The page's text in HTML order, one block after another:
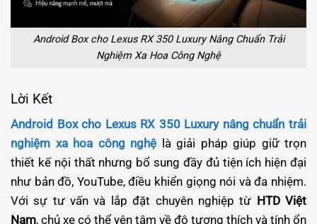
Android Box cho Lexus RX 350 Luxury Nâng Chuẩn Trải
Nghiệm Xa Hoa Công Nghệ
Lời Kết
Android Box cho Lexus RX 350 Luxury nâng chuẩn trải
nghiệm xa hoa công nghệ là giải pháp giúp giữ trọn
thiết kế nội thất nhưng bổ sung đầy đủ tiện ích hiện đại
như bản đồ, YouTube, điều khiển giọng nói và đa nhiệm.
Với sự tư vấn và lắp đặt chuyên nghiệp từ HTD Việt
Nam, chủ xe có thể yên tâm về độ tương thích và tính ổn